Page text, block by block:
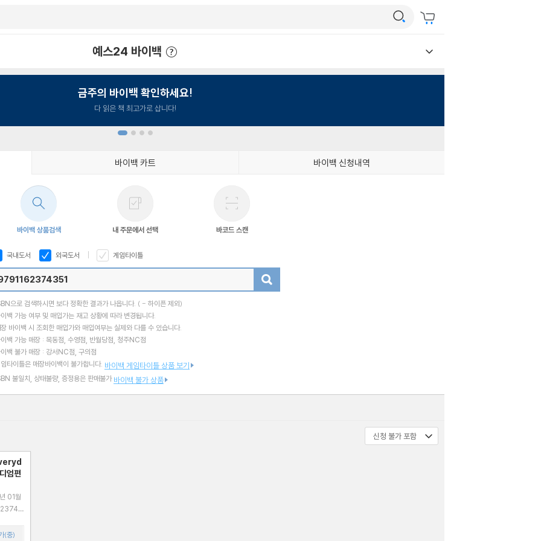
예스24 바이백
금주의 바이백 확인하세요!
다 읽은 책 최고가로 삽니다!
바이백 카트 바이백 신청내역
바이백 상품검색 내 주문에서 선택 바코드 스캔
국내도서 외국도서 게임타이틀
으로 검색하시면 보다 정확한 결과가 나옵니다. ( - 하이픈 제외)
백 가능 여부 및 매입가는 재고 상황에 따라 변경됩니다.
바이백 시 조회한 매입가와 매입여부는 실제와 다를 수 있습니다.
백 가능 매장 : 목동점, 수영점, 반월당점, 청주NC점
백 불가 매장 : 강서NC점, 구의점
타이틀은 매장바이백이 불가합니다. 바이백 게임타이틀 상품 보기
불일치, 상태불량, 증정용은 판매불가 바이백 불가 상품
엄편
01월
(중)